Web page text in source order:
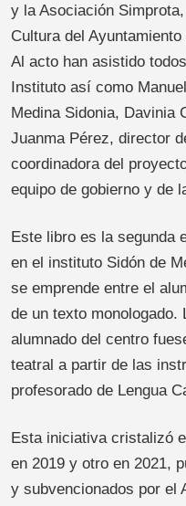
y la Asociación
Cultura del
Al acto han asistido
Instituto así como
Medina Sidonia, Davinia
Juanma Pérez, director
coordinadora del
equipo de gobierno y de
Este libro es la segunda
en el instituto Sidón de
se emprende entre el
de un texto monologado.
alumnado del centro
teatral a partir de las
profesorado de Lengua
Esta iniciativa cristalizó
en 2019 y otro en 2021,
y subvencionados por el